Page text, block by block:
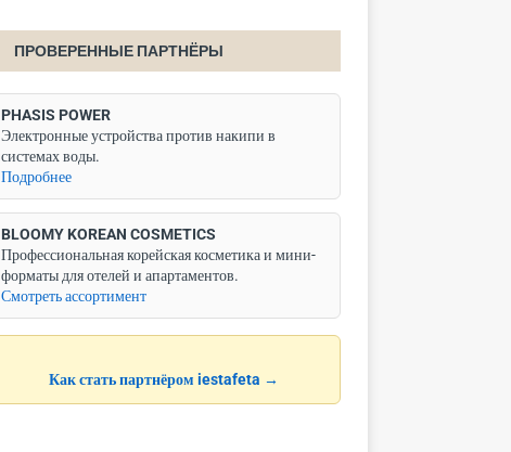
ПРОВЕРЕННЫЕ ПАРТНЁРЫ
PHASIS POWER
Электронные устройства против накипи в
системах воды.
Подробнее
BLOOMY KOREAN COSMETICS
Профессиональная корейская косметика и мини-
форматы для отелей и апартаментов.
Смотреть ассортимент
Как стать партнёром iestafeta →